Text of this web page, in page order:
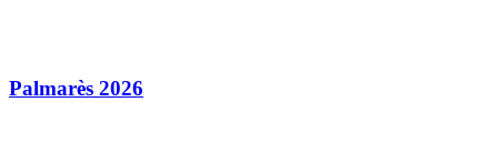
Palmarès 2026